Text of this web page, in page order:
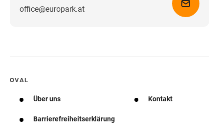
office@europark.atWegbeschreibung erhalten
OVAL
Über uns Kontakt
Barrierefreiheitserklärung